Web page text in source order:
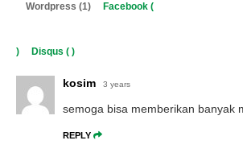
Wordpress (1) Facebook (
) Disqus ( )
kosim 3 years
semoga bisa memberikan banyak
REPLY